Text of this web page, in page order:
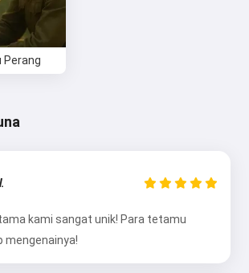
Perang
kami sangat unik! Para tetamu
mengenainya!